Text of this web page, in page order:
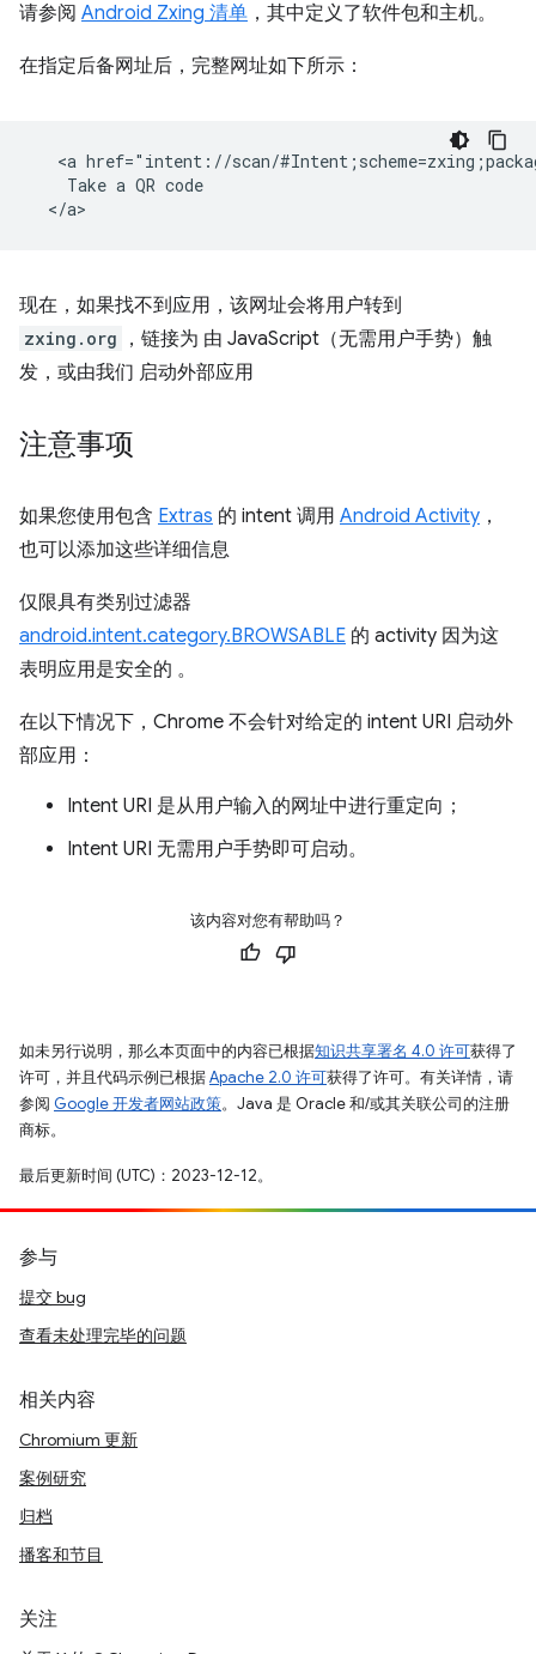
请参阅 Android Zxing 清单 ，其中定义了软件包和主机。
在指定后备网址后，完整网址如下所示：
<a href="intent://scan/
    Take a QR code
现在，如果找不到应用，该网址会将用户转到
zxing.org
，链接为 由 JavaScript（无需用户手势）触
发，或由我们 启动外部应用
注意事项
如果您使用包含 Extras 的 intent 调用 Android Activity ，
也可以添加这些详细信息
仅限具有类别过滤器
android.intent.category.BROWSABLE 的 activity 因为这
表明应用是安全的 。
在以下情况下，Chrome 不会针对给定的 intent URI 启动外
部应用：
Intent URI 是从用户输入的网址中进行重定向；
Intent URI 无需用户手势即可启动。
该内容对您有帮助吗？
如未另行说明，那么本页面中的内容已根据知识共享署名 4.0 许可获得了
许可，并且代码示例已根据Apache 2.0 许可获得了许可。有关详情，请
参阅 Google 开发者网站政策。Java 是 Oracle 和/或其关联公司的注册
商标。
最后更新时间 (UTC)：2023-12-12。
参与
提交 bug
查看未处理完毕的问题
相关内容
Chromium 更新
案例研究
归档
播客和节目
关注